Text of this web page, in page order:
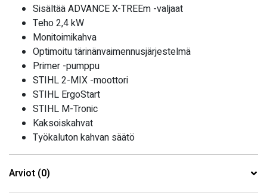
Sisältää ADVANCE X-TREEm -valjaat
Teho 2,4 kW
Monitoimikahva
Optimoitu tärinänvaimennusjärjestelmä
Primer -pumppu
STIHL 2-MIX -moottori
STIHL ErgoStart
STIHL M-Tronic
Kaksoiskahvat
Työkaluton kahvan säätö
Arviot (0)